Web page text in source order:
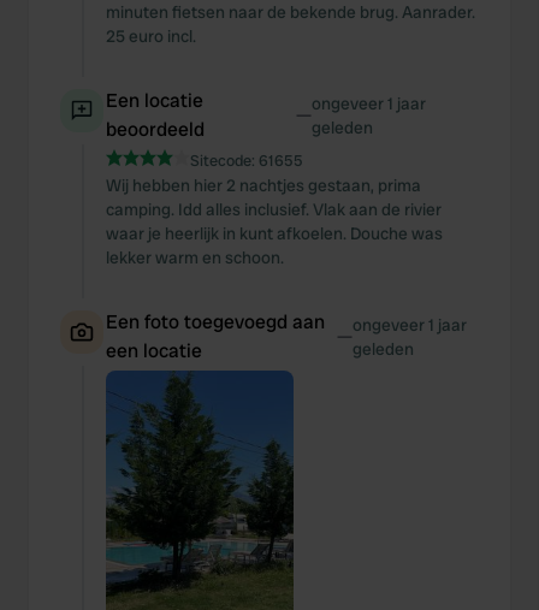
minuten fietsen naar de bekende brug. Aanrader.
25 euro incl.
Een locatie
beoordeeld
—ongeveer 1 jaar
geleden
Sitecode: 61655
Wij hebben hier 2 nachtjes gestaan, prima
camping. Idd alles inclusief. Vlak aan de rivier
waar je heerlijk in kunt afkoelen. Douche was
lekker warm en schoon.
Een foto toegevoegd aan
een locatie
—ongeveer 1 jaar
geleden